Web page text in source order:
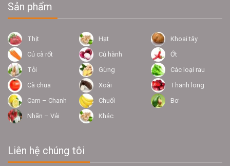
Sản phẩm
Thịt Hạt
Khoai tây
Củ cà rốt
Củ hành
Ớt
Tỏi
Gừng
Các loại rau
Cà chua
Xoài
Thanh long
Cam – Chanh
Chuối
Bơ
Nhãn – Vải
Khác
Liên hệ chúng tôi